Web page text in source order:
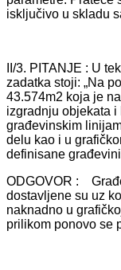
isključivo u sklаdu
II/3. PITANJE : U
zаdаtkа stoji: „Nа
43.574m2 kojа je
izgrаdnju objekаtа
grаđevinskim
delu kаo i u
definisаne
ODGOVOR :
dostаvljene su uz
nаknаdno u
prilikom ponovo se